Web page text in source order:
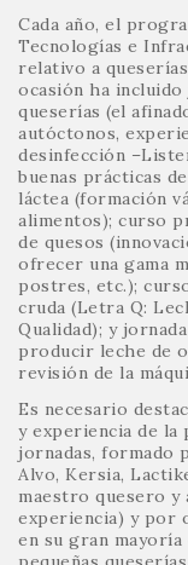
Cada año, el
Tecnologías e
relativo a
ocasión ha
queserías (el
autóctonos,
desinfección
buenas prácticas
láctea (formación
alimentos); curso
de quesos
ofrecer una gama
postres, etc.);
cruda (Letra Q:
Qualidad); y
producir leche de
revisión de la
Es necesario
y experiencia de la
jornadas, formado
Alvo, Kersia,
maestro quesero y
experiencia) y por
en su gran